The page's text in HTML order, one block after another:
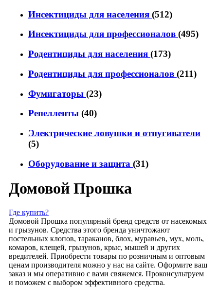
Инсектициды для населения (512)
Инсектициды для профессионалов (495)
Родентициды для населения (173)
Родентициды для профессионалов (211)
Фумигаторы (23)
Репелленты (40)
Электрические ловушки и отпугиватели
(5)
Оборудование и защита (31)
Домовой Прошка
Где купить?
Домовой Прошка популярный бренд средств от насекомых
и грызунов. Средства этого бренда уничтожают
постельных клопов, тараканов, блох, муравьев, мух, моль,
комаров, клещей, грызунов, крыс, мышей и других
вредителей. Приобрести товары по розничным и оптовым
ценам производителя можно у нас на сайте. Оформите ваш
заказ и мы оперативно с вами свяжемся. Проконсультруем
и поможем с выбором эффективного средства.